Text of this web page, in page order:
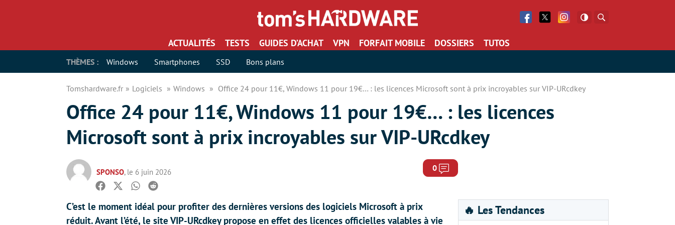
Facebook
Twitter Facebook
ACTUALITÉS TESTS GUIDES D’ACHAT VPN FORFAIT MOBILE DOSSIERS TUTOS
THÈMES : Windows Smartphones SSD Bons plans
Tomshardware.fr Logiciels Windows Office 24 pour 11€, Windows 11 pour 19€… : les licences Microsoft sont à prix incroyables sur VIP-URcdkey
Office 24 pour 11€, Windows 11 pour 19€… : les licences
Microsoft sont à prix incroyables sur VIP-URcdkey
SPONSO, le 6 juin 2026 0 Commentaires
Facebook
TwitterWhatsapp
Reddit
C’est le moment idéal pour profiter des dernières versions des logiciels Microsoft à prix
réduit. Avant l’été, le site VIP-URcdkey propose en effet des licences officielles valables à vie
🔥 Les Tendances